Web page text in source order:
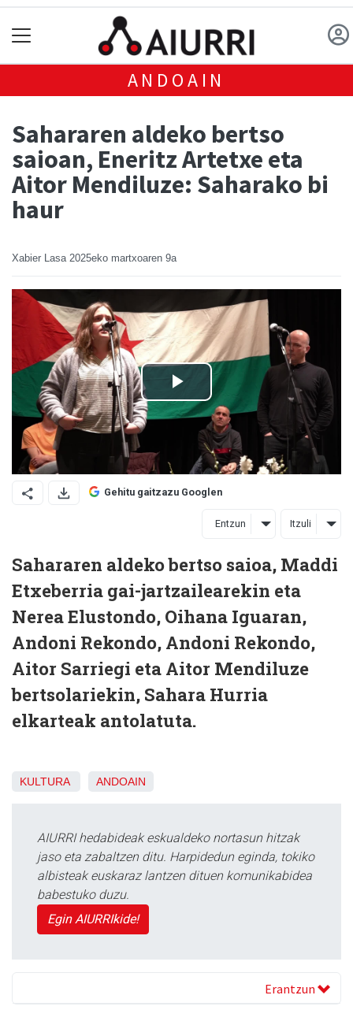
ANDOAIN
Sahararen aldeko bertso
saioan, Eneritz Artetxe eta
Aitor Mendiluze: Saharako bi
haur
Xabier Lasa 2025eko martxoaren 9a
Gehitu gaitzazu Googlen
Entzun Itzuli
Sahararen aldeko bertso saioa, Maddi
Etxeberria gai-jartzailearekin eta
Nerea Elustondo, Oihana Iguaran,
Andoni Rekondo, Andoni Rekondo,
Aitor Sarriegi eta Aitor Mendiluze
bertsolariekin, Sahara Hurria
elkarteak antolatuta.
KULTURA ANDOAIN
AIURRI hedabideak eskualdeko nortasun hitzak
jaso eta zabaltzen ditu. Harpidedun eginda, tokiko
albisteak euskaraz lantzen dituen komunikabidea
babestuko duzu.
Egin AIURRIkide!
Erantzun